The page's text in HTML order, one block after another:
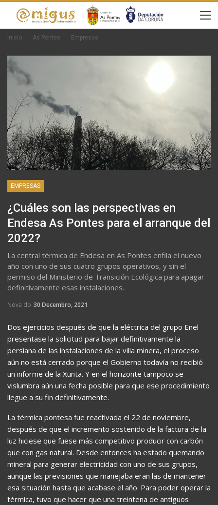
Inicio As Pontes Empresas
EMPRESAS
¿Cuáles son las perspectivas en
Endesa As Pontes para el arranque del
2022?
La central térmica de Endesa en As Pontes enfila el nuevo
año con uno de sus cuatro grupos operativos, y sin el
permiso del Ministerio de Transición Ecológica para apagar
definitivamente esas instalaciones.
Nova do 30 Decembro, 2021
Dos ejercicios después de que la eléctrica del grupo Enel
presentase la solicitud para bajar definitivamente la
persiana de las instalaciones de la villa minera, el proceso
aún no está cerrado porque el Gobierno todavía no recibió
un informe de la Xunta. Y en el horizonte tampoco se
vislumbra aún una fecha posible para que ese procedimiento
llegue a su fin definitivamente.
La térmica pontesa fue reactivada el 22 de noviembre,
después de que el incremento sostenido de la factura de la
luz hiciese que fuese más competitivo producir con carbón
que con gas natural. Desde entonces ha estado quemando
mineral para generar electricidad con uno de sus grupos,
aunque las previsiones que manejaba eran las de mantener
esa situación hasta que acabase el año. Para poder operar la
térmica, tuvo que hacer que una treintena de antiguos